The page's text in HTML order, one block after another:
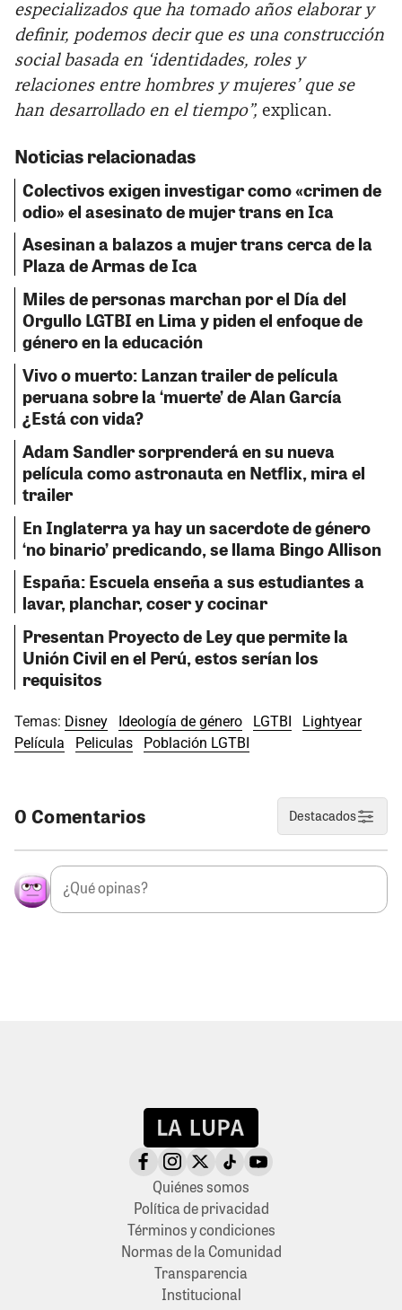
especializados que ha tomado años elaborar y
definir, podemos decir que es una construcción
social basada en ‘identidades, roles y
relaciones entre hombres y mujeres’ que se
han desarrollado en el tiempo”, explican.
Noticias relacionadas
Colectivos exigen investigar como «crimen de
odio» el asesinato de mujer trans en Ica
Asesinan a balazos a mujer trans cerca de la
Plaza de Armas de Ica
Miles de personas marchan por el Día del
Orgullo LGTBI en Lima y piden el enfoque de
género en la educación
Vivo o muerto: Lanzan trailer de película
peruana sobre la ‘muerte’ de Alan García
¿Está con vida?
Adam Sandler sorprenderá en su nueva
película como astronauta en Netflix, mira el
trailer
En Inglaterra ya hay un sacerdote de género
‘no binario’ predicando, se llama Bingo Allison
España: Escuela enseña a sus estudiantes a
lavar, planchar, coser y cocinar
Presentan Proyecto de Ley que permite la
Unión Civil en el Perú, estos serían los
requisitos
Temas: Disney Ideología de género LGTBI
Lightyear
Película
Peliculas Población LGTBI
0 Comentarios Destacados
Quiénes somos
Política de privacidad
Términos y condiciones
Normas de la Comunidad
Transparencia
Institucional